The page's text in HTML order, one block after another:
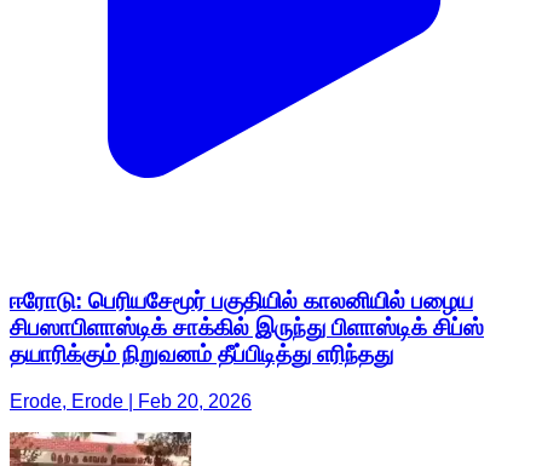
ஈரோடு: பெரியசேமூர் பகுதியில் காலனியில் பழைய
சிபஸாபிளாஸ்டிக் சாக்கில் இருந்து பிளாஸ்டிக் சிப்ஸ்
தயாரிக்கும் நிறுவனம் தீப்பிடித்து எரிந்தது
Erode, Erode | Feb 20, 2026